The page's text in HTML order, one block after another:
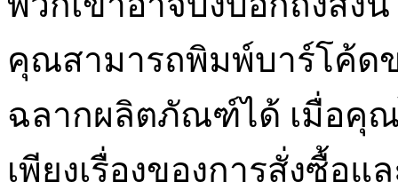
คุณสามารถพิมพ์บาร์โค้ด
ฉลากผลิตภัณฑ์ได้ เมื่อคุ
เพียงเรื่องของการสั่งซื้อ